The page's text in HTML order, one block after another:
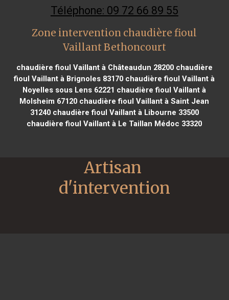
Téléphone: 09 72 66 89 55
Zone intervention chaudière fioul
Vaillant Bethoncourt
chaudière fioul Vaillant à Châteaudun 28200chaudière
fioul Vaillant à Brignoles 83170 chaudière fioul Vaillant à
Noyelles sous Lens 62221 chaudière fioul Vaillant à
Molsheim 67120 chaudière fioul Vaillant à Saint Jean
31240chaudière fioul Vaillant à Libourne 33500
chaudière fioul Vaillant à Le Taillan Médoc 33320
Artisan
d'intervention